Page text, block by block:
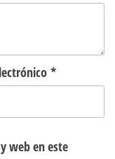
*
web en este